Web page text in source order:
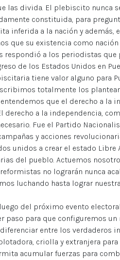
las divida. El plebiscito nunca
constituida, para
inferida a la nación y
que su existencia como nación
a los periodistas que
de los Estados Unidos en
tiene valor alguno para
totalmente los
entendemos que el derecho a la
derecho a la independencia,
Fue el Partido
y acciones
unidos a crear el estado
del pueblo. Actuemos
no lograrán nunca
luchando hasta lograr
del próximo evento
paso para que configuremos
entre los verdaderos
criolla y extranjera
acumular fuerzas para